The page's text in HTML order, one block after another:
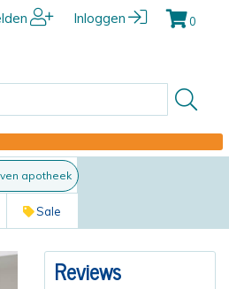
Inloggen 0
apotheek
Sale
Reviews